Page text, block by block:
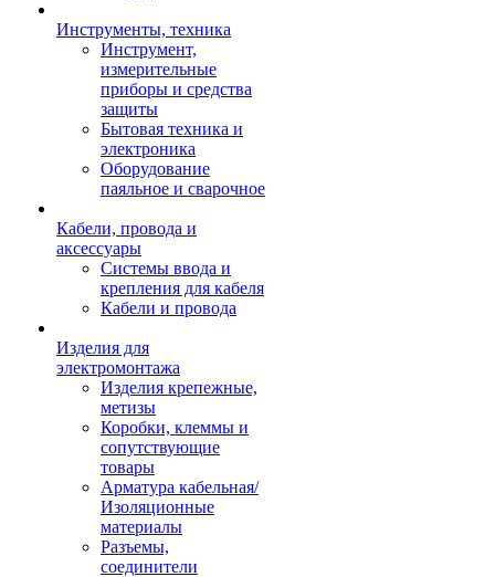
Инструменты, техника
Инструмент,
измерительные
приборы и средства
защиты
Бытовая техника и
электроника
Оборудование
паяльное и сварочное
Кабели, провода и
аксессуары
Системы ввода и
крепления для кабеля
Кабели и провода
Изделия для
электромонтажа
Изделия крепежные,
метизы
Коробки, клеммы и
сопутствующие
товары
Арматура кабельная/
Изоляционные
материалы
Разъемы,
соединители